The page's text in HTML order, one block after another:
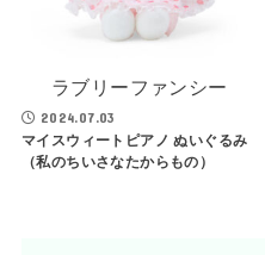
ラブリーファンシー
2024.07.03
マイスウィートピアノ ぬいぐるみ
（私のちいさなたからもの）